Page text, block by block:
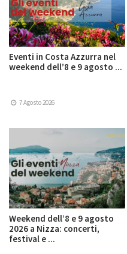
Eventi in Costa Azzurra nel
weekend dell’8 e 9 agosto ...
7 Agosto 2026
Weekend dell’8 e 9 agosto
2026 a Nizza: concerti,
festival e ...